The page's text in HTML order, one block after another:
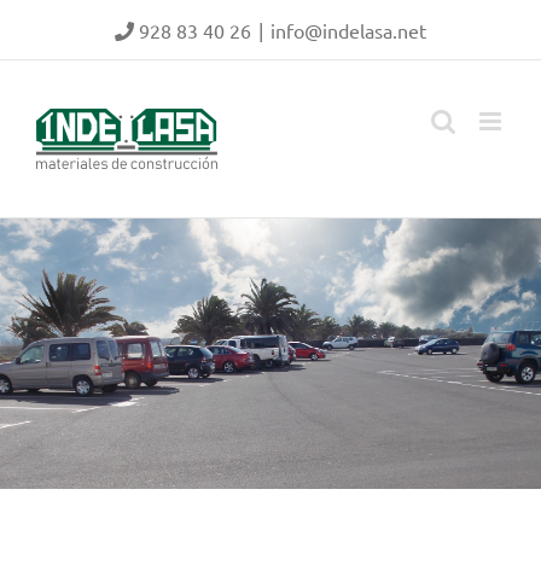
contenido
928 83 40 26 | info@indelasa.net